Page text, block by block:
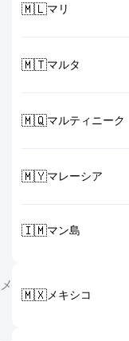
🇲🇱マリ
🇲🇹マルタ
🇲🇶マルティニーク
🇲🇾マレーシア
🇮🇲マン島
メ
🇲🇽メキシコ